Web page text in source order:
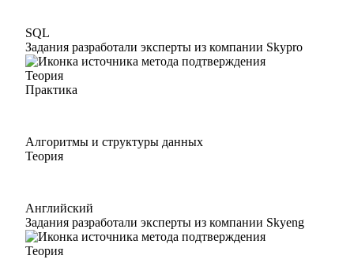
SQL
Задания разработали эксперты из компании Skypro
Теория
Практика
Алгоритмы и структуры данных
Теория
Английский
Задания разработали эксперты из компании Skyeng
Теория